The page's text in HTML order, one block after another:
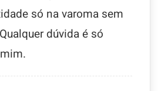
só na varoma sem
dúvida é só